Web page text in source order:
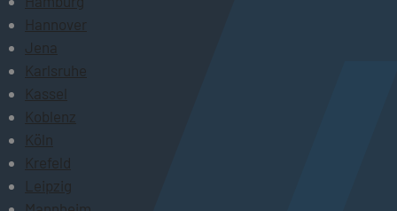
Hannover
Jena
Karlsruhe
Kassel
Koblenz
Köln
Krefeld
Leipzig